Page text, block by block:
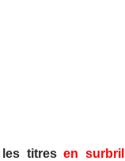
titres en